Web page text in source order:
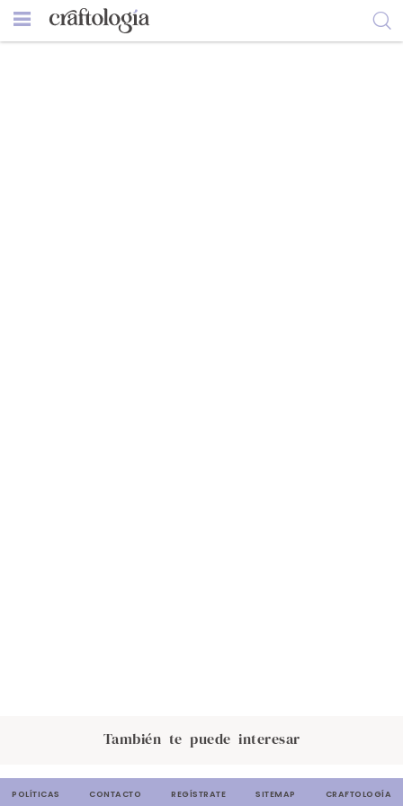
También te puede interesar
POLÍTICAS CONTACTO REGÍSTRATE SITEMAP CRAFTOLOGÍA